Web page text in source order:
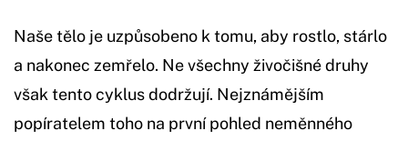
Naše tělo je uzpůsobeno k tomu, aby rostlo, stárlo
a nakonec zemřelo. Ne všechny živočišné druhy
však tento cyklus dodržují. Nejznámějším
popíratelem toho na první pohled neměnného